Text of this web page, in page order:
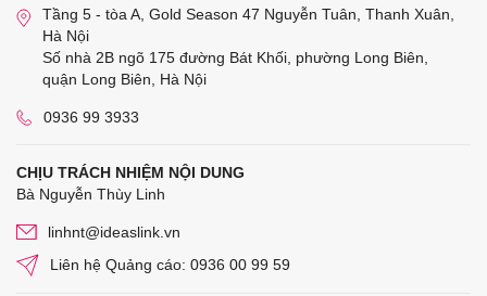
Tầng 5 - tòa A, Gold Season 47 Nguyễn Tuân, Thanh Xuân,
Hà Nội
Số nhà 2B ngõ 175 đường Bát Khối, phường Long Biên,
quận Long Biên, Hà Nội
0936 99 3933
CHỊU TRÁCH NHIỆM NỘI DUNG
Bà Nguyễn Thùy Linh
linhnt@ideaslink.vn
Liên hệ Quảng cáo: 0936 00 99 59